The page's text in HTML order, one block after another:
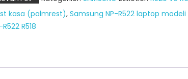
kasa (palmrest), Samsung NP-R522 laptop
R518